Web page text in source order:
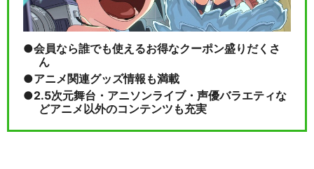
会員なら誰でも使えるお得なクーポン盛りだくさ
ん
アニメ関連グッズ情報も満載
2.5次元舞台・アニソンライブ・声優バラエティな
どアニメ以外のコンテンツも充実